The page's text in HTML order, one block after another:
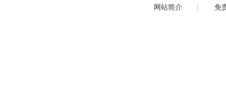
网站简介 免